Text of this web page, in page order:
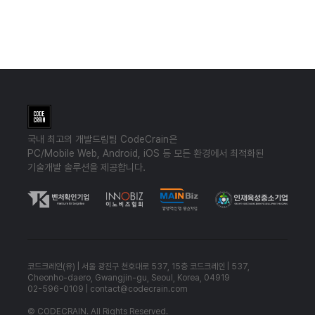
국내 최고의 개발드림팀 CodeCrain은
PC/Mobile Web, Android, iOS 등 모든 환경에서 최적화된
기술개발 솔루션을 제공합니다.
코드크레인(유) | 서울 광진구 천호대로 537, 15층 코드크레인 | 537,
Cheonho-daero, Gwangjin-gu, Seoul, Korea, 04919
02-596-0109 | contact@codecrain.com
© CODECRAIN. All Rights Reserved.